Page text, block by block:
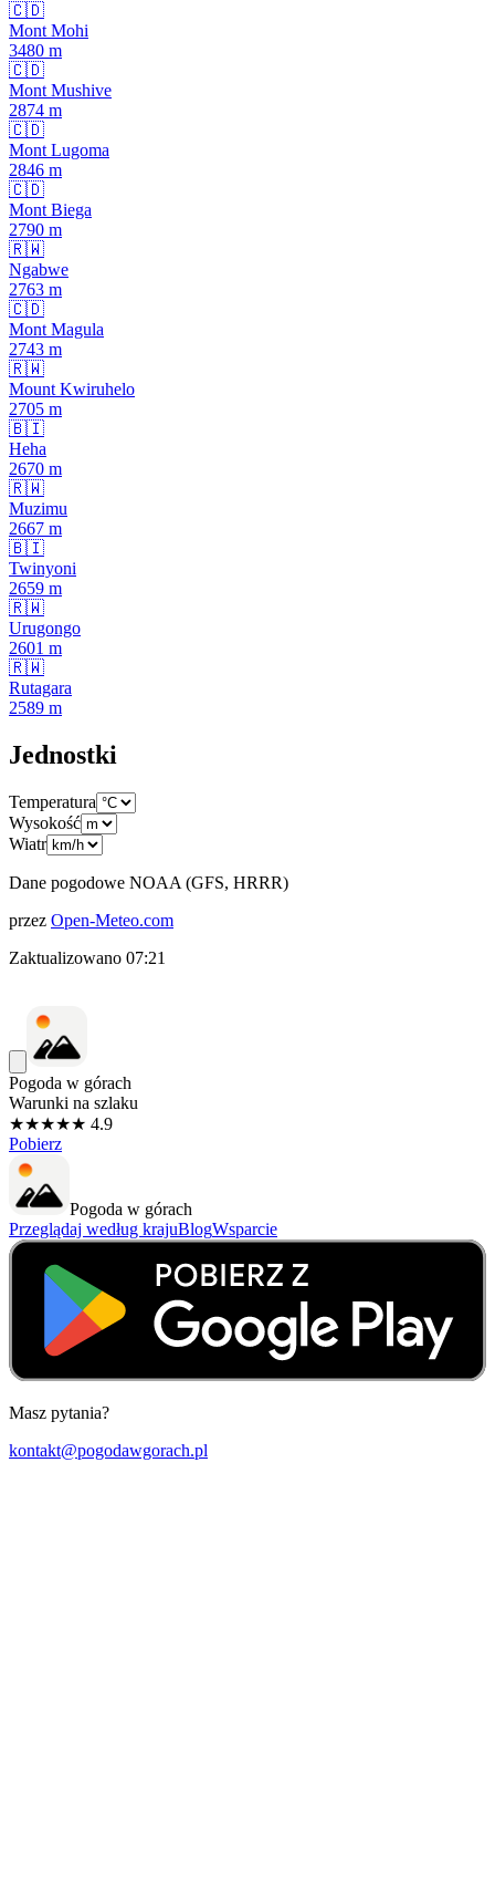
🇨🇩
Mont Mohi
3480 m
🇨🇩
Mont Mushive
2874 m
🇨🇩
Mont Lugoma
2846 m
🇨🇩
Mont Biega
2790 m
🇷🇼
Ngabwe
2763 m
🇨🇩
Mont Magula
2743 m
🇷🇼
Mount Kwiruhelo
2705 m
🇧🇮
Heha
2670 m
🇷🇼
Muzimu
2667 m
🇧🇮
Twinyoni
2659 m
🇷🇼
Urugongo
2601 m
🇷🇼
Rutagara
2589 m
Jednostki
Temperatura
Wysokość
Wiatr
Dane pogodowe NOAA (GFS, HRRR)
przez Open-Meteo.com
Zaktualizowano 07:21
Pogoda w górach
Warunki na szlaku
★★★★★ 4.9
Pobierz
Pogoda w górach
Przeglądaj według krajuBlogWsparcie
Masz pytania?
kontakt@pogodawgorach.pl